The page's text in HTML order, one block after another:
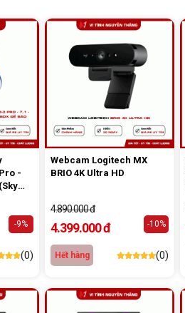
-
-9%
(0)
Webcam Logitech MX
BRIO 4K Ultra HD
4.890.000 đ
4.399.000 đ -10%
Hết hàng (0)